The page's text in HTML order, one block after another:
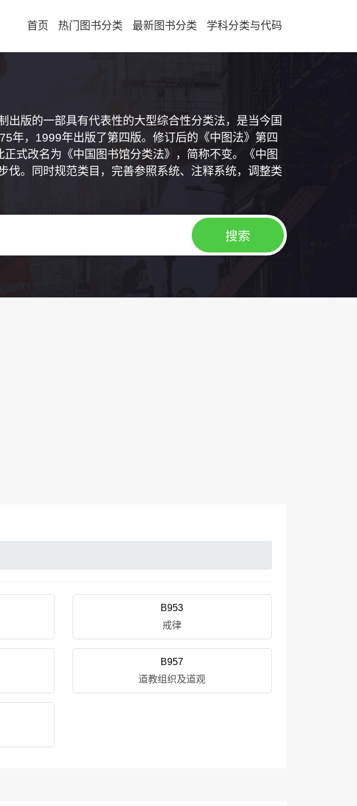
首页 热门图书分类 最新图书分类 学科分类与代码
出版的一部具有代表性的大型综合性分类法，是当今国
年，1999年出版了第四版。修订后的《中图法》第四
式改名为《中国图书馆分类法》，简称不变。《中图
伐。同时规范类目，完善参照系统、注释系统，调整类
B953
戒律
B957
道教组织及道观